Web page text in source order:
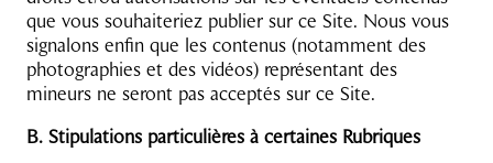
que vous souhaiteriez publier sur ce Site. Nous vous
signalons enfin que les contenus (notamment des
photographies et des vidéos) représentant des
mineurs ne seront pas acceptés sur ce Site.
B. Stipulations particulières à certaines Rubriques